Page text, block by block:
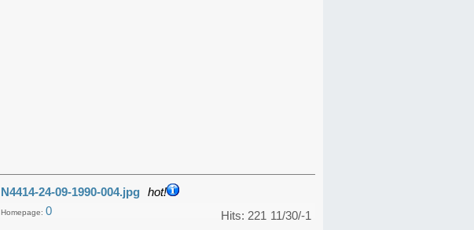
N4414-24-09-1990-004.jpg hot!
11/30/-1
Hits: 221
Homepage: 0